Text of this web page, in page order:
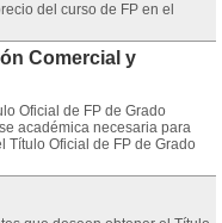
del curso de FP en el
Comercial y
Oficial de FP de Grado
académica necesaria para
Título Oficial de FP de Grado